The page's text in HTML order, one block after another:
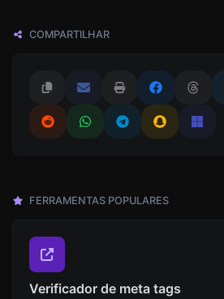
COMPARTILHAR
FERRAMENTAS POPULARES
Verificador de meta tags